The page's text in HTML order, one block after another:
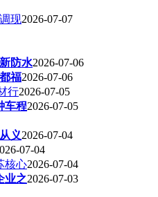
现2026-07-07
防水2026-07-06
福2026-07-06
行2026-07-05
车程2026-07-05
义2026-07-04
07-04
核心2026-07-04
业之2026-07-03